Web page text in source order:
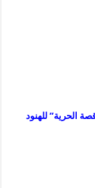
الحرية” للهنود